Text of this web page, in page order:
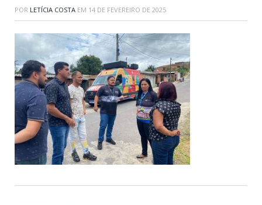
POR LETÍCIA COSTA EM 14 DE FEVEREIRO DE 2025